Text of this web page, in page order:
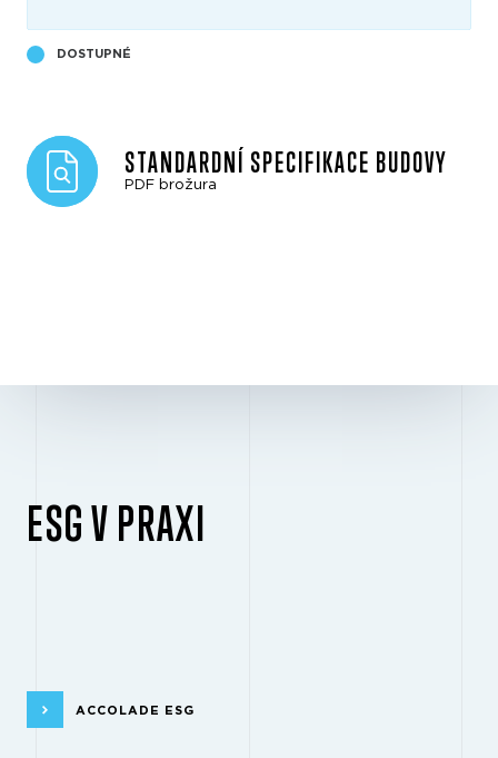
DOSTUPNÉ
STANDARDNÍ SPECIFIKACE BUDOVY
PDF brožura
ESG V PRAXI
ACCOLADE ESG